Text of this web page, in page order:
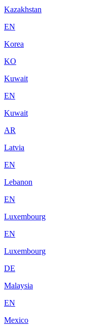
Kazakhstan
EN
Korea
KO
Kuwait
EN
Kuwait
AR
Latvia
EN
Lebanon
EN
Luxembourg
EN
Luxembourg
DE
Malaysia
EN
Mexico